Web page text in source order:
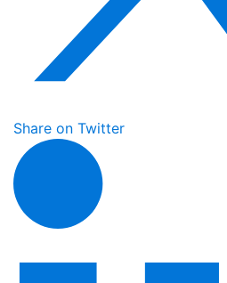
Share on Twitter